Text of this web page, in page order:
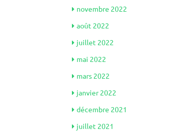
novembre 2022
août 2022
juillet 2022
mai 2022
mars 2022
janvier 2022
décembre 2021
juillet 2021